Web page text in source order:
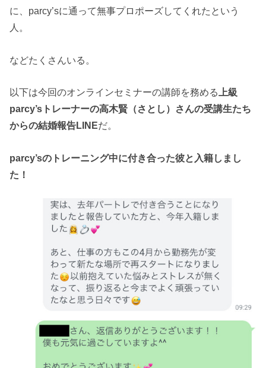
に、parcy’sに通って無事プロポーズしてくれたという
人。
などたくさんいる。
以下は今回のオンラインセミナーの講師を務める
上級
parcy’sトレーナーの高木賢（さとし）さんの受講生たち
からの結婚報告LINEだ。
parcy’sのトレーニング中に付き合った彼と入籍しまし
た！